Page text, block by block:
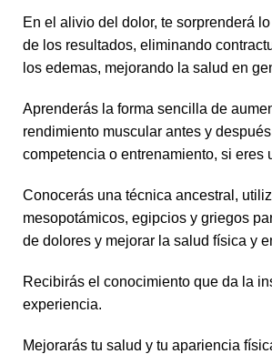
En el alivio del dolor, te sorprenderá
de los resultados, eliminando
los edemas, mejorando la salud en
Aprenderás la forma sencilla de
rendimiento muscular antes y
competencia o entrenamiento, si eres
Conocerás una técnica ancestral,
mesopotámicos, egipcios y griegos
de dolores y mejorar la salud física y
Recibirás el conocimiento que da la
experiencia.
Mejorarás tu salud y tu apariencia